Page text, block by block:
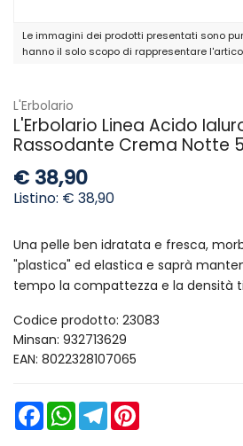
Le immagini dei prodotti presentati sono
hanno il solo scopo di rappresentare
L'Erbolario
L'Erbolario Linea Acido
Rassodante Crema Notte
€ 38,90
Listino: € 38,90
Una pelle ben idratata e fresca,
"plastica" ed elastica e saprà
tempo la compattezza e la densità
Codice prodotto: 23083
Minsan: 932713629
EAN: 8022328107065
FacebookWhatsAppTelegram